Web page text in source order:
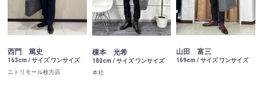
西門 篤史
163cm / サイズ ワンサイズ
ニトリモール枚方店
榎本 光希
180cm / サイズ ワンサイズ
本社
山田 富三
169cm / サイズ ワンサイズ